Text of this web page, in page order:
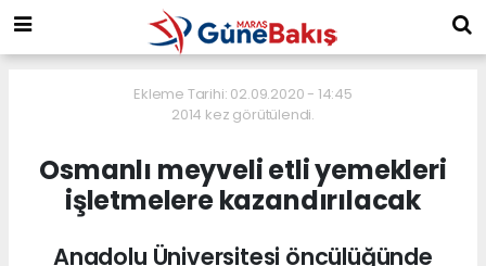
Ekleme Tarihi: 02.09.2020 - 14:45
2014 kez görütülendi.
Osmanlı meyveli etli yemekleri
işletmelere kazandırılacak
Anadolu Üniversitesi öncülüğünde